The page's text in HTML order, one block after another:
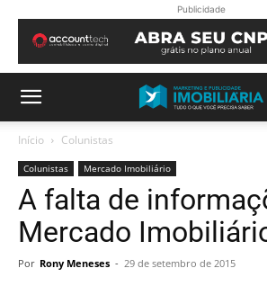
Publicidade
Início Colunistas
Colunistas Mercado Imobiliário
A falta de
Mercado
Por Rony Meneses - 29 de setembro de 2015